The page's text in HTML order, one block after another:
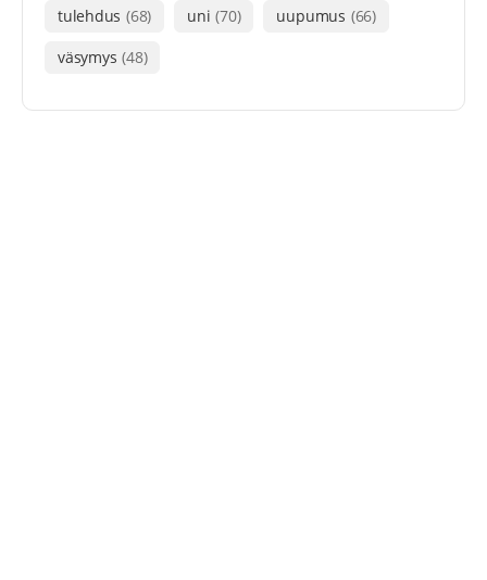
tulehdus (68) uni (70) uupumus (66)
väsymys (48)